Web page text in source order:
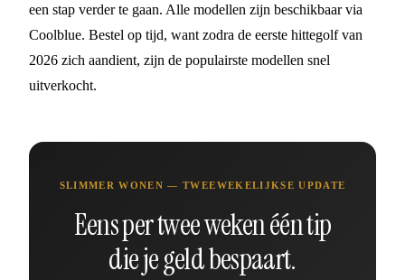
een stap verder te gaan. Alle modellen zijn beschikbaar via
Coolblue. Bestel op tijd, want zodra de eerste hittegolf van
2026 zich aandient, zijn de populairste modellen snel
uitverkocht.
SLIMMER WONEN — TWEEWEKELIJKSE UPDATE
Eens per twee weken één tip
die je geld bespaart.